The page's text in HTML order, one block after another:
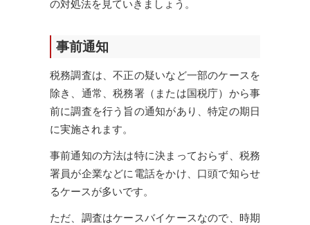
の対処法を見ていきましょう。
事前通知
税務調査は、不正の疑いなど一部のケースを
除き、通常、税務署（または国税庁）から事
前に調査を行う旨の通知があり、特定の期日
に実施されます。
事前通知の方法は特に決まっておらず、税務
署員が企業などに電話をかけ、口頭で知らせ
るケースが多いです。
ただ、調査はケースバイケースなので、時期